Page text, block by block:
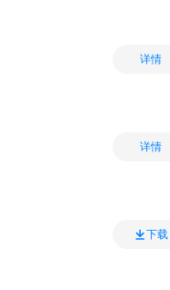
详情
详情
下载